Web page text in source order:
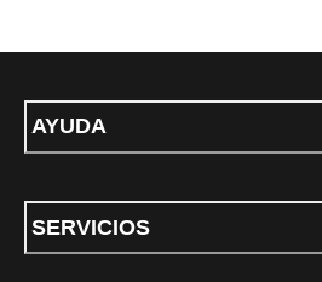
AYUDA
SERVICIOS